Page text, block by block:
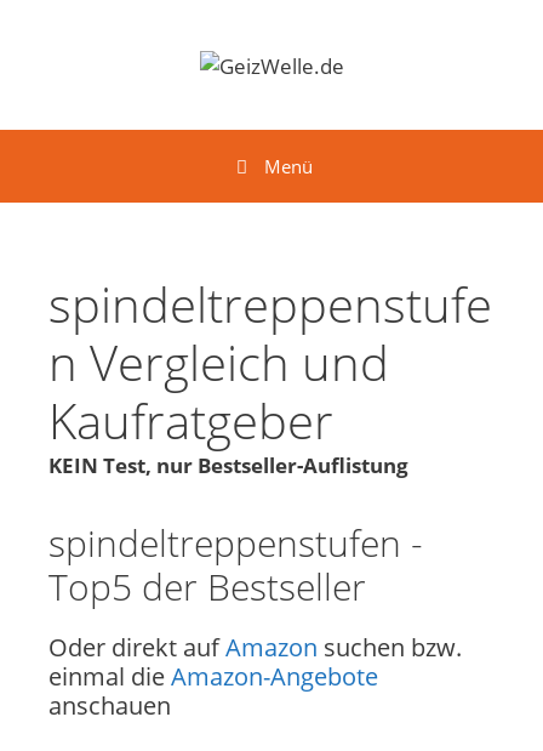
Menü
spindeltreppenstufe
n Vergleich und
Kaufratgeber
KEIN Test, nur Bestseller-Auflistung
spindeltreppenstufen -
Top5 der Bestseller
Oder direkt aufAmazon suchen bzw.
einmal dieAmazon-Angebote
anschauen